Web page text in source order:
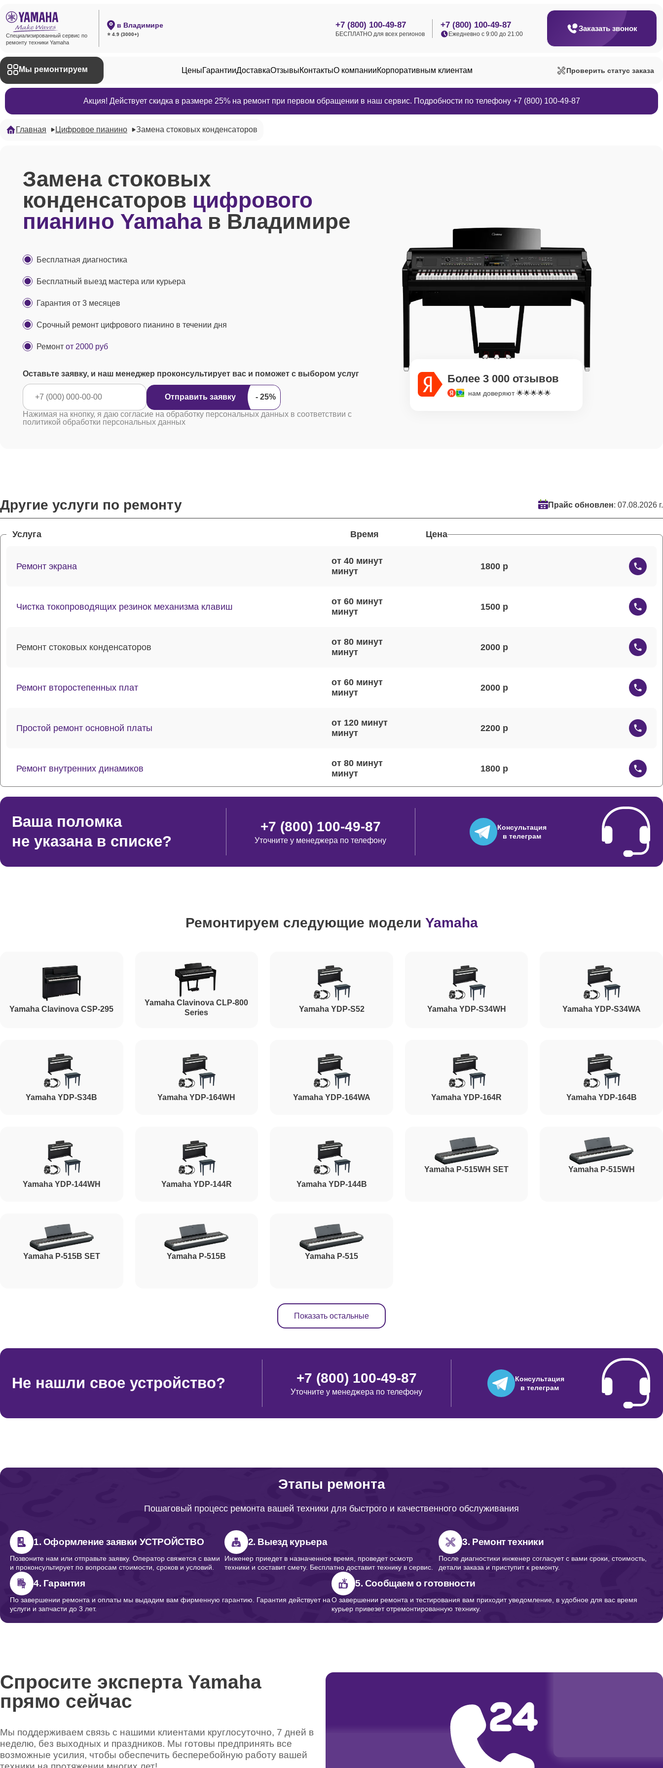
Специализированный сервис по
ремонту техники Yamaha
в Владимире
⭐ 4.9 (3000+)
+7 (800) 100-49-87
БЕСПЛАТНО для всех регионов
+7 (800) 100-49-87
Ежедневно с 9:00 до 21:00
Заказать звонок
Мы ремонтируем ЦеныГарантииДоставкаОтзывыКонтактыО компанииКорпоративным клиентам Проверить статус заказа
Акция! Действует скидка в размере 25% на ремонт при первом обращении в наш сервис. Подробности по телефону +7 (800) 100-49-87
Главная Цифровое пианино Замена стоковых конденсаторов
Замена стоковых
конденсаторов цифрового
пианино Yamahaв Владимире
Бесплатная диагностика
Бесплатный выезд мастера или курьера
Гарантия от 3 месяцев
Срочный ремонт цифрового пианино в течении дня
Ремонт от 2000 руб
Оставьте заявку, и наш менеджер проконсультирует вас и поможет с выбором услуг
Отправить заявку
Нажимая на кнопку, я даю согласие на обработку персональных данных в соответствии с
политикой обработки персональных данных
Более 3 000 отзывов
нам доверяют 🌟🌟🌟🌟🌟
Другие услуги по ремонту Прайс обновлен: 07.08.2026 г.
Услуга Время Цена
Ремонт экрана
от 40 минут
1800
Чистка токопроводящих резинок механизма клавиш
от 60 минут
1500
Ремонт стоковых конденсаторов
от 80 минут
2000
Ремонт второстепенных плат
от 60 минут
2000
Простой ремонт основной платы
от 120 минут
2200
Ремонт внутренних динамиков
от 80 минут
1800
Ремонт токопроводящих резинок механизма клавиш
от 110 минут
от 100 минут
Ремонт механизма клавиш
от 110 минут
Ремонт клавиш
от 60 минут
1800
Ремонт клавиш и уплотнителей
Чистка и профилактика внутрикорпусная
от 80 минут
1500
Восстановление после попадания влаги
от 100 минут
1800
Ремонт стоковых потенциометров
от 120 минут
Ваша поломка
не указана в списке?
+7 (800) 100-49-87
Уточните у менеджера по телефону
Консультация
в телеграм
Ремонтируем следующие модели Yamaha
Yamaha Clavinova CSP-295
Yamaha Clavinova CLP-800
Series
Yamaha YDP-S52 Yamaha YDP-S34WH Yamaha YDP-S34WA
Yamaha YDP-S34B Yamaha YDP-164WH Yamaha YDP-164WA Yamaha YDP-164R Yamaha YDP-164B
Yamaha YDP-144WH Yamaha YDP-144R Yamaha YDP-144B
Yamaha P-515WH SET Yamaha P-515WH
Yamaha P-515B SET Yamaha P-515B Yamaha P-515
Показать остальные
Не нашли свое устройство? +7 (800) 100-49-87
Уточните у менеджера по телефону
Консультация
в телеграм
Этапы ремонта
Пошаговый процесс ремонта вашей техники для быстрого и качественного обслуживания
1. Оформление заявки УСТРОЙСТВО
Позвоните нам или отправьте заявку. Оператор свяжется с вами
и проконсультирует по вопросам стоимости, сроков и условий.
2. Выезд курьера
Инженер приедет в назначенное время, проведет осмотр
техники и составит смету. Бесплатно доставит технику в сервис.
3. Ремонт техники
После диагностики инженер согласует с вами сроки, стоимость,
детали заказа и приступит к ремонту.
4. Гарантия
По завершении ремонта и оплаты мы выдадим вам фирменную гарантию. Гарантия действует на
услуги и запчасти до 3 лет.
5. Сообщаем о готовности
О завершении ремонта и тестирования вам приходит уведомление, в удобное для вас время
курьер привезет отремонтированную технику.
Спросите эксперта Yamaha
прямо сейчас
Мы поддерживаем связь с нашими клиентами круглосуточно, 7 дней в
неделю, без выходных и праздников. Мы готовы предпринять все
возможные усилия, чтобы обеспечить бесперебойную работу вашей